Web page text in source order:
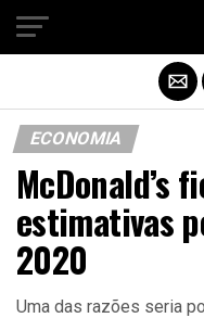
ECONOMIA
McDonald’s
estimativas
2020
Uma das razões seria